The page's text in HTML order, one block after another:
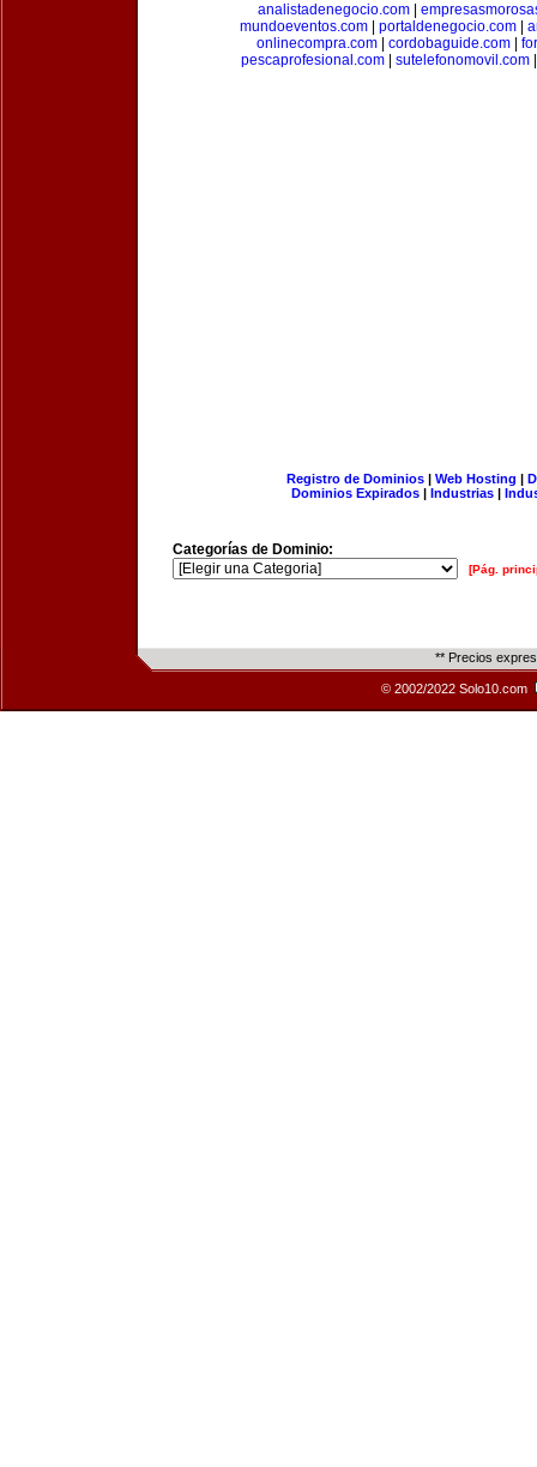
analistadenegocio.com
mundoeventos.com| portaldenegocio.com|
onlinecompra.com| cordobaguide.com|
pescaprofesional.com| sutelefonomovil.com
Registro de Dominios| Web Hosting |
Dominios Expirados | Industrias |
Categorías de Dominio:
[Pág.
** Precios
© 2002/2022 Solo10.com